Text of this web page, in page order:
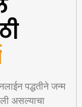
पद्धतीने जन्म
असल्याचा